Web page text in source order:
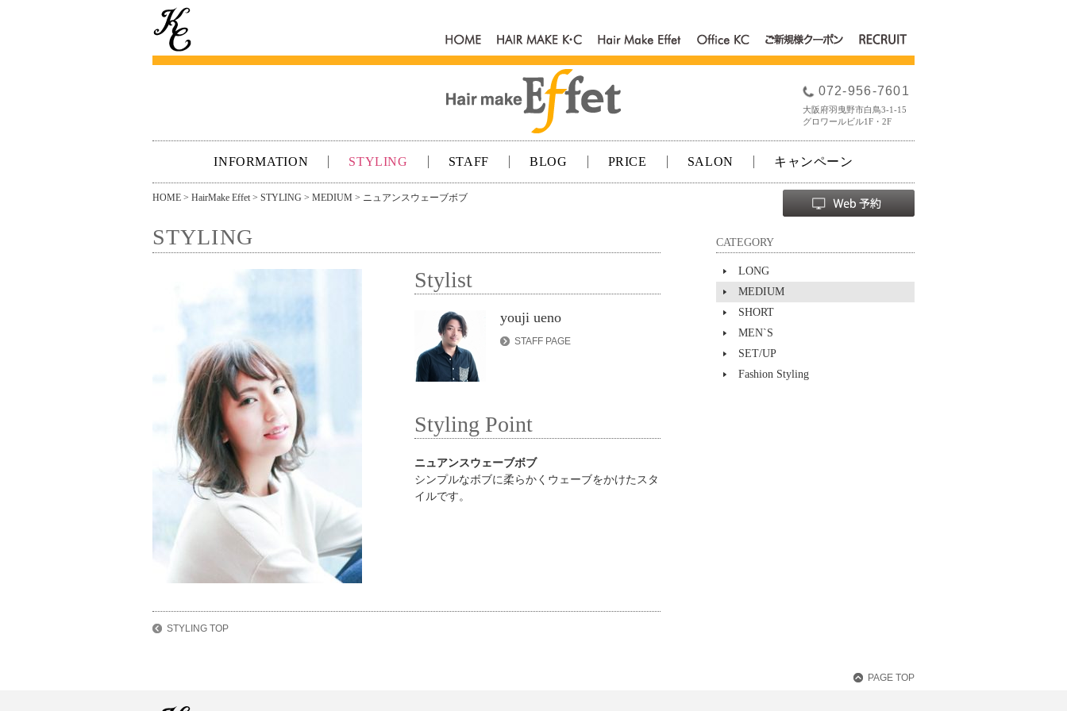
HOME
HAIR MAKE
K･C
Hair make
Effet
Office
KC
ご新規様クー
RECRUIT
072-956-7601
大阪府羽曳野市白鳥3-1-15
グロワールビル1F・2F
INFORMATION STYLING STAFF BLOG PRICE SALON キャンペーン
HOME > HairMake Effet > STYLING > MEDIUM > ニュアンスウェーブボブ
STYLING
Stylist
youji ueno
STAFF PAGE
Styling Point
ニュアンスウェーブボブ
シンプルなボブに柔らかくウェーブをかけたスタ
イルです。
STYLING TOP
CATEGORY
LONG
MEDIUM
SHORT
MEN`S
SET/UP
Fashion Styling
PAGE TOP